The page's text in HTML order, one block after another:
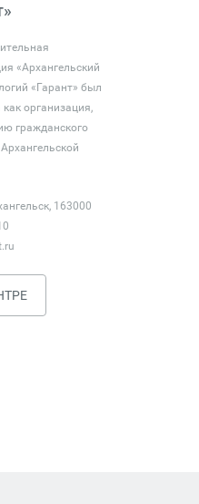
«Архангельский
«Гарант» был
организация,
гражданского
163000